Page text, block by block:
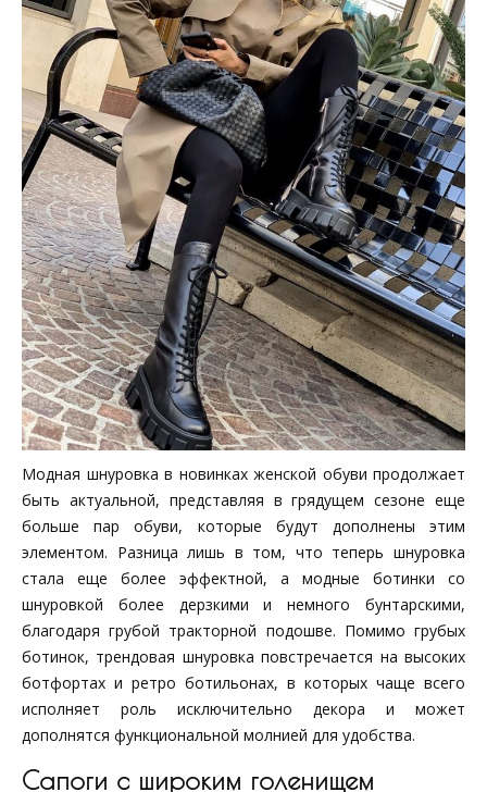
Модная шнуровка в новинках женской обуви продолжает
быть актуальной, представляя в грядущем сезоне еще
больше пар обуви, которые будут дополнены этим
элементом. Разница лишь в том, что теперь шнуровка
стала еще более эффектной, а модные ботинки со
шнуровкой более дерзкими и немного бунтарскими,
благодаря грубой тракторной подошве. Помимо грубых
ботинок, трендовая шнуровка повстречается на высоких
ботфортах и ретро ботильонах, в которых чаще всего
исполняет роль исключительно декора и может
дополнятся функциональной молнией для удобства.
Сапоги с широким голенищем